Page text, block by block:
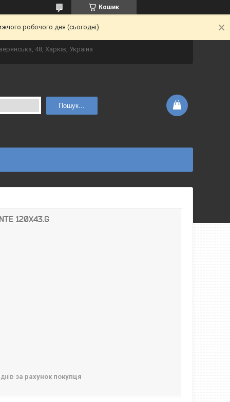
Кошик
робочого дня (сьогодні).
48, Харків, Україна
Пошук...
120X43.G
за рахунок покупця